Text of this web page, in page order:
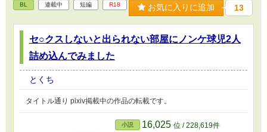
BL 連載中 短編 R18 お気に入りに追加 13
セ○クスしないと出られない部屋にノンケ球児2人
詰め込んでみました
とくち
タイトル通り pixiv掲載中の作品の転載です。
小説 16,025 位 / 228,619件